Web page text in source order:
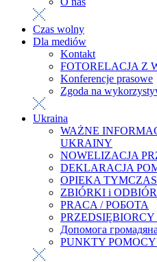
Czas wolny
Dla mediów
Kontakt
FOTORELACJA Z
Konferencje prasowe
Zgoda na
Ukraina
WAŻNE
UKRAINY
NOWELIZACJA
DEKLARACJA
OPIEKA
ZBIÓRKI i
PRACA / РОБОТА
Допомога
PUNKTY